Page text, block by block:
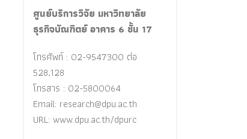
ศูนย์บริการวิจัย มหาวิทยาลัย
ธุรกิจบัณฑิตย์ อาคาร 6 ชั้น 17
โทรศัพท์ : 02-9547300 ต่อ
528,128
โทรสาร : 02-5800064
Email: research@dpu.ac.th
URL: www.dpu.ac.th/dpurc